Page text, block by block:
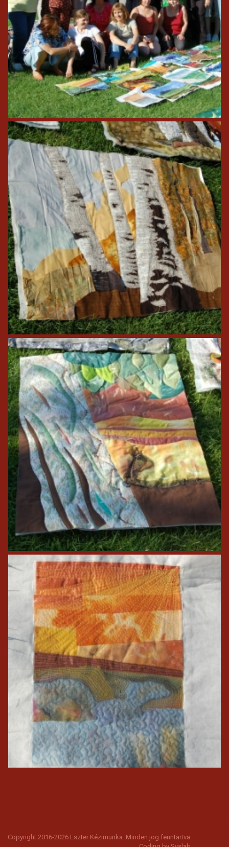
Copyright 2016-2026 Eszter Kézimunka. Minden jog fenntartva